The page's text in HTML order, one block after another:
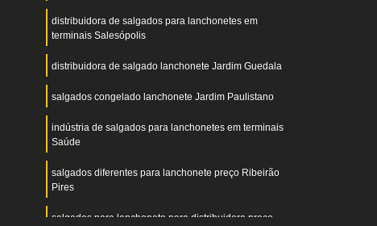
distribuidora de salgados para lanchonetes em
terminais Salesópolis
distribuidora de salgado lanchonete Jardim Guedala
salgados congelado lanchonete Jardim Paulistano
indústria de salgados para lanchonetes em terminais
Saúde
salgados diferentes para lanchonete preço Ribeirão
Pires
salgados para lanchonete para distribuidora preço